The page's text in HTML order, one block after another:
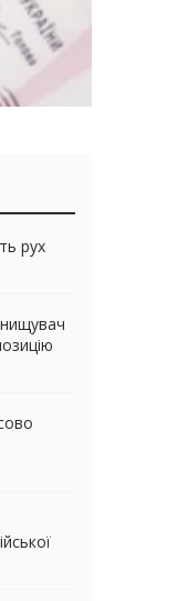
рух